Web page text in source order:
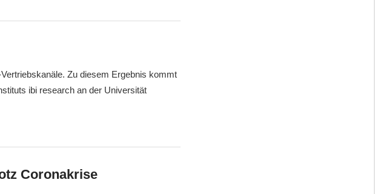
Zu diesem Ergebnis kommt
ibi research an der Universität
Coronakrise